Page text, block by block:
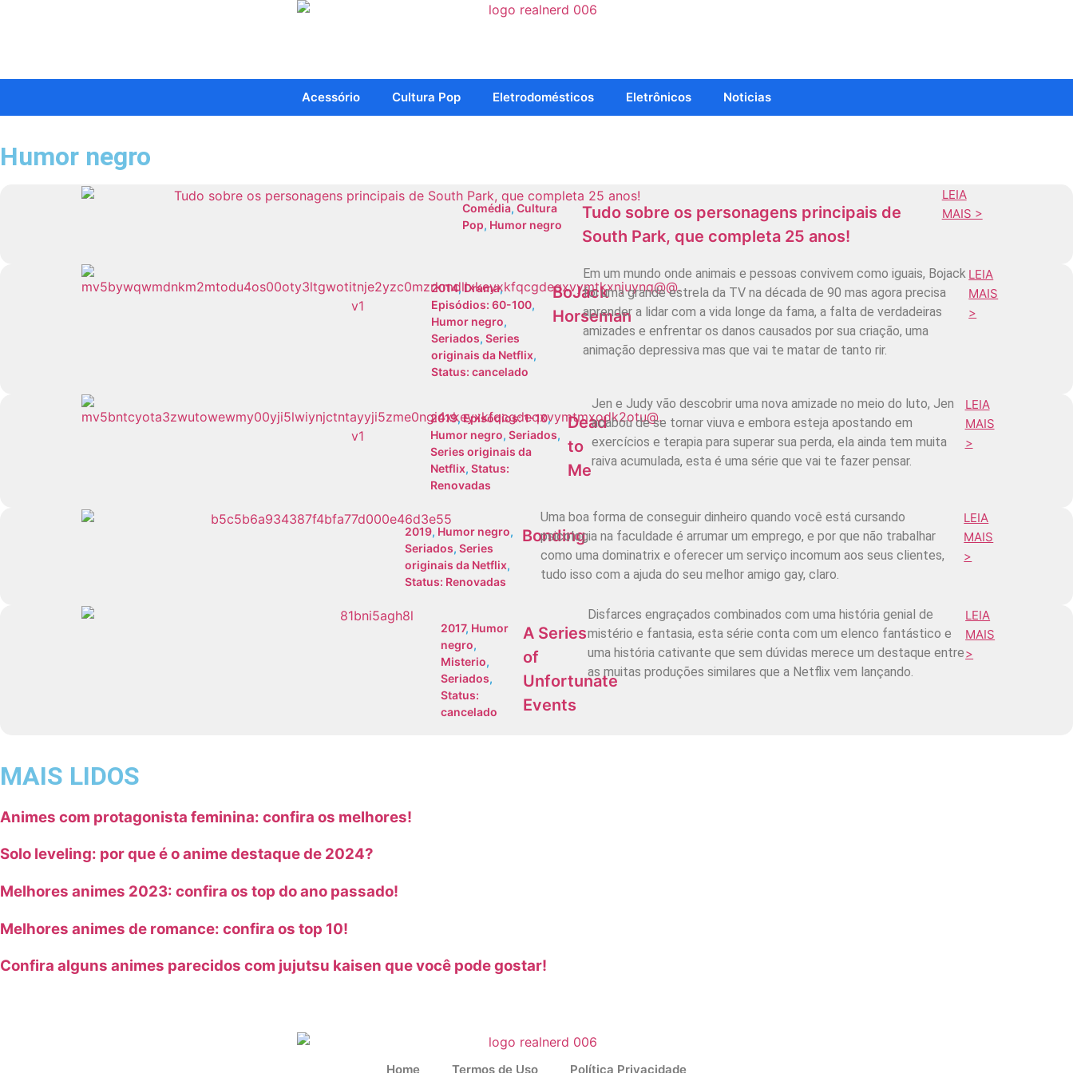
Acessório Cultura Pop Eletrodomésticos Eletrônicos Noticias
Humor negro
Comédia, Cultura
Pop, Humor negro
Tudo sobre os personagens principais de
South Park, que completa 25 anos!
LEIA
MAIS >
2014, Drama,
Episódios: 60-100,
Humor negro,
Seriados, Series
originais da Netflix,
Status: cancelado
BoJack
Horseman
Em um mundo onde animais e pessoas convivem como iguais, Bojack
foi uma grande estrela da TV na década de 90 mas agora precisa
aprender a lidar com a vida longe da fama, a falta de verdadeiras
amizades e enfrentar os danos causados por sua criação, uma
animação depressiva mas que vai te matar de tanto rir.
LEIA
MAIS
>
2019,Episódios: 1-10,
Humor negro,Seriados,
Series originais da
Netflix,Status:
Renovadas
Dead
to
Me
Jen e Judy vão descobrir uma nova amizade no meio do luto, Jen
acabou de se tornar viuva e embora esteja apostando em
exercícios e terapia para superar sua perda, ela ainda tem muita
raiva acumulada, esta é uma série que vai te fazer pensar.
LEIA
MAIS
>
2019, Humor negro,
Seriados, Series
originais da Netflix,
Status: Renovadas
Bonding
Uma boa forma de conseguir dinheiro quando você está cursando
psicologia na faculdade é arrumar um emprego, e por que não trabalhar
como uma dominatrix e oferecer um serviço incomum aos seus clientes,
tudo isso com a ajuda do seu melhor amigo gay, claro.
LEIA
MAIS
>
2017, Humor
negro,
Misterio,
Seriados,
Status:
cancelado
A Series
of
Unfortunate
Events
Disfarces engraçados combinados com uma história genial de
mistério e fantasia, esta série conta com um elenco fantástico e
uma história cativante que sem dúvidas merece um destaque entre
as muitas produções similares que a Netflix vem lançando.
LEIA
MAIS
>
MAIS LIDOS
Animes com protagonista feminina: confira os melhores!
Solo leveling: por que é o anime destaque de 2024?
Melhores animes 2023: confira os top do ano passado!
Melhores animes de romance: confira os top 10!
Confira alguns animes parecidos com jujutsu kaisen que você pode gostar!
Home Termos de Uso Política Privacidade